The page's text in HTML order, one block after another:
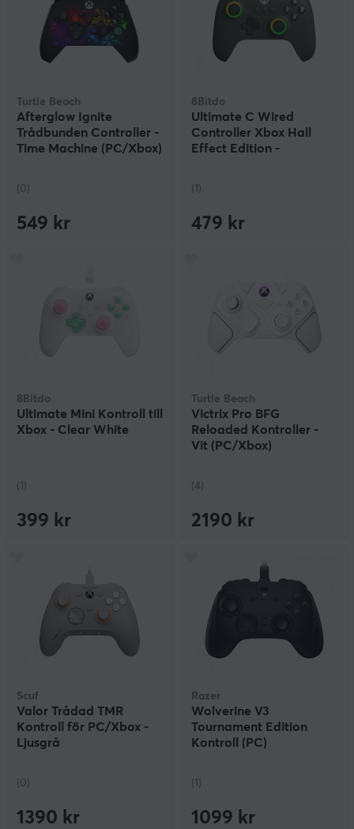
Turtle Beach
Afterglow Ignite
Trådbunden Controller -
Time Machine (PC/Xbox)
(0)
549 kr
8Bitdo
Ultimate C Wired
Controller Xbox Hall
Effect Edition -
(1)
479 kr
8Bitdo
Ultimate Mini Kontroll till
Xbox - Clear White
(1)
399 kr
Turtle Beach
Victrix Pro BFG
Reloaded Kontroller -
Vit (PC/Xbox)
(4)
2190 kr
Scuf
Valor Trådad TMR
Kontroll för PC/Xbox -
Ljusgrå
(0)
1390 kr
Razer
Wolverine V3
Tournament Edition
Kontroll (PC)
(1)
1099 kr